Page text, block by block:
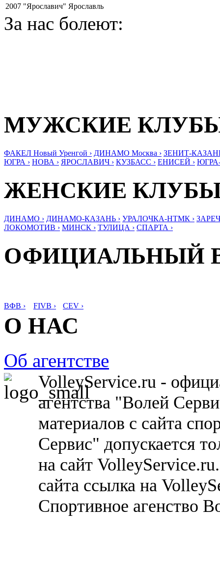
2007 "Ярославич" Ярославль
За нас болеют:
МУЖСКИЕ
ФАКЕЛ Новый Уренгой › ДИНАМО Москва › ЗЕНИТ-
ЮГРА › НОВА › ЯРОСЛАВИЧ › КУЗБАСС › ЕНИСЕЙ ›
ЖЕНСКИЕ
ДИНАМО › ДИНАМО-КАЗАНЬ › УРАЛОЧКА-НТМК ›
ЛОКОМОТИВ › МИНСК › ТУЛИЦА › СПАРТА ›
ОФИЦИАЛЬНЫЙ
ВФВ › FIVB › CEV ›
О НАС
Об агентстве
VolleyService.ru -
агентства "Волей
материалов с сайта
Сервис" допускается
на сайт
сайта ссылка на
Спортивное агенство